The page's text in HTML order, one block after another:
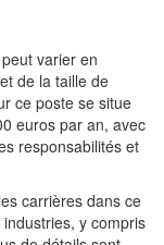
varier en
de la taille de
ce poste se situe
euros par an, avec
responsabilités et
carrières dans ce
y compris